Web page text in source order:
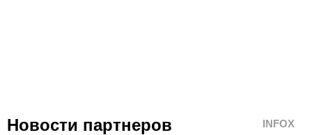
Новости партнеров INFOX